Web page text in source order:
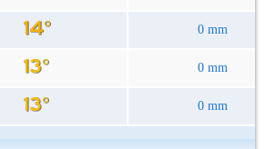
0 mm
0 mm
0 mm